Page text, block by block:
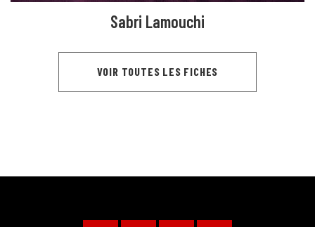
Sabri Lamouchi
VOIR TOUTES LES FICHES